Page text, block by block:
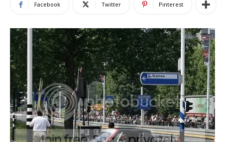
Facebook Twitter Pinterest